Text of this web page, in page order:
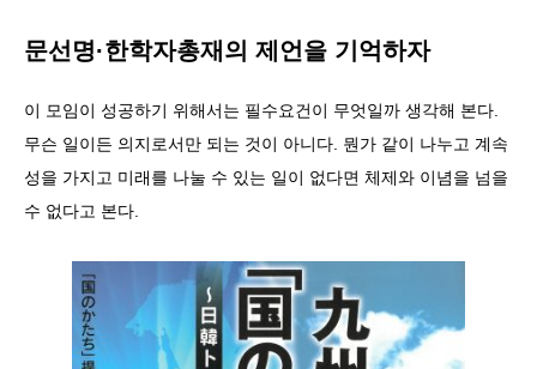
문선명·한학자총재의 제언을 기억하자
이 모임이 성공하기 위해서는 필수요건이 무엇일까 생각해 본다.
무슨 일이든 의지로서만 되는 것이 아니다. 뭔가 같이 나누고 계속
성을 가지고 미래를 나눌 수 있는 일이 없다면 체제와 이념을 넘을
수 없다고 본다.